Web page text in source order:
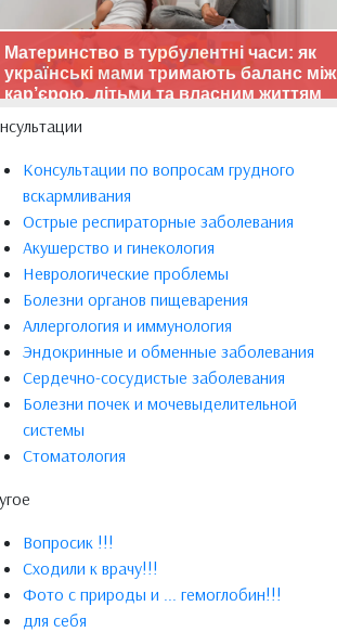
Материнство в турбулентні часи: як
українські мами тримають баланс між
кар’єрою, дітьми та власним життям
Консультации по вопросам грудного
вскармливания
Острые респираторные заболевания
Акушерство и гинекология
Неврологические проблемы
Болезни органов пищеварения
Аллергология и иммунология
Эндокринные и обменные заболевания
Сердечно-сосудистые заболевания
Болезни почек и мочевыделительной
системы
Стоматология
Вопросик !!!
Сходили к врачу!!!
Фото с природы и ... гемоглобин!!!
для себя